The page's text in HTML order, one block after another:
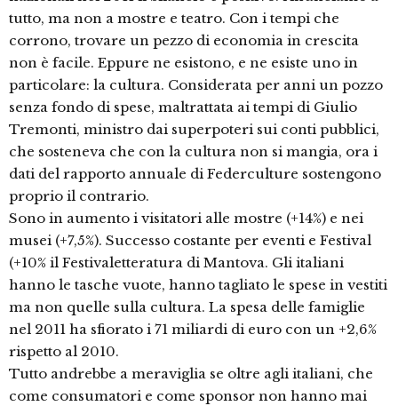
tutto, ma non a mostre e teatro. Con i tempi che
corrono, trovare un pezzo di economia in crescita
non è facile. Eppure ne esistono, e ne esiste uno in
particolare: la cultura. Considerata per anni un pozzo
senza fondo di spese, maltrattata ai tempi di Giulio
Tremonti, ministro dai superpoteri sui conti pubblici,
che sosteneva che con la cultura non si mangia, ora i
dati del rapporto annuale di Federculture sostengono
proprio il contrario.
Sono in aumento i visitatori alle mostre (+14%) e nei
musei (+7,5%). Successo costante per eventi e Festival
(+10% il Festivaletteratura di Mantova. Gli italiani
hanno le tasche vuote, hanno tagliato le spese in vestiti
ma non quelle sulla cultura. La spesa delle famiglie
nel 2011 ha sfiorato i 71 miliardi di euro con un +2,6%
rispetto al 2010.
Tutto andrebbe a meraviglia se oltre agli italiani, che
come consumatori e come sponsor non hanno mai